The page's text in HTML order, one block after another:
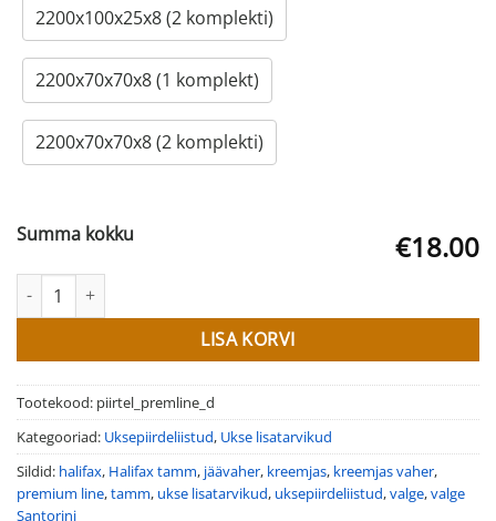
2200х100х25x8 (2 komplekti)
2200x70x70x8 (1 komplekt)
2200x70x70x8 (2 komplekti)
Summa kokku €18.00
Uksepiirdeliist TELESKOOP (PREMIUM LINE) kogus
LISA KORVI
Tootekood: piirtel_premline_d
Kategooriad: Uksepiirdeliistud, Ukse lisatarvikud
Sildid: halifax, Halifax tamm, jäävaher, kreemjas, kreemjas vaher,
premium line,tamm, ukse lisatarvikud, uksepiirdeliistud,valge,valge
Santorini